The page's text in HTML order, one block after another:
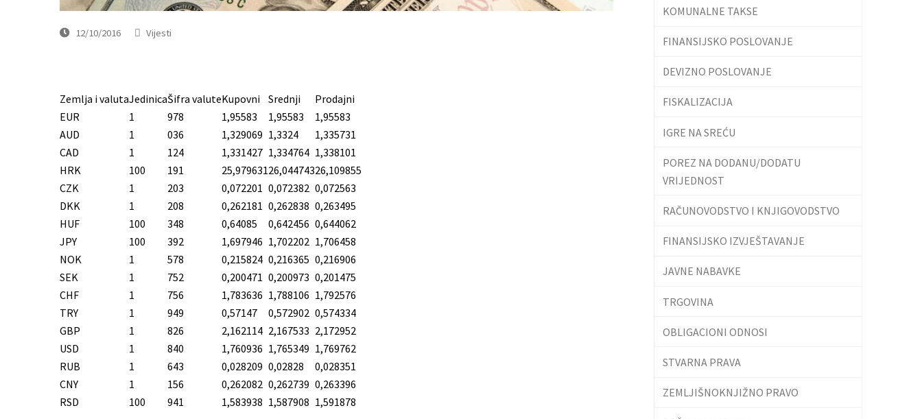
12/10/2016 Vijesti
Zemlja i valutaJedinicaŠifra valuteKupovni Srednji
Prodajni
EUR
1 978 1,95583 1,95583
1,95583
AUD
1 036 1,329069 1,3324
1,335731
CAD
1 124 1,331427 1,334764 1,338101
HRK
100 191 25,97963126,04474326,109855
CZK
1 203 0,072201 0,072382 0,072563
DKK
1 208 0,262181 0,262838 0,263495
HUF
100 348 0,64085 0,642456 0,644062
JPY
100 392 1,697946 1,702202 1,706458
NOK
1 578 0,215824 0,216365 0,216906
SEK
1 752 0,200471 0,200973 0,201475
CHF
1 756 1,783636 1,788106 1,792576
TRY
1 949 0,57147 0,572902 0,574334
GBP
1 826 2,162114 2,167533 2,172952
USD
1 840 1,760936 1,765349 1,769762
RUB
1 643 0,028209 0,02828
0,028351
CNY
1 156 0,262082 0,262739 0,263396
RSD
100 941 1,583938 1,587908 1,591878
KOMUNALNE TAKSE
FINANSIJSKO POSLOVANJE
DEVIZNO POSLOVANJE
FISKALIZACIJA
IGRE NA SREĆU
POREZ NA DODANU/DODATU
VRIJEDNOST
RAČUNOVODSTVO I KNJIGOVODSTVO
FINANSIJSKO IZVJEŠTAVANJE
JAVNE NABAVKE
TRGOVINA
OBLIGACIONI ODNOSI
STVARNA PRAVA
ZEMLJIŠNOKNJIŽNO PRAVO